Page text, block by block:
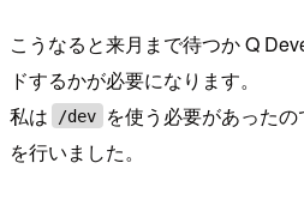
こうなると来月まで待つか Q
ドするかが必要になります。
私は
/dev
を使う必要があった
を行いました。